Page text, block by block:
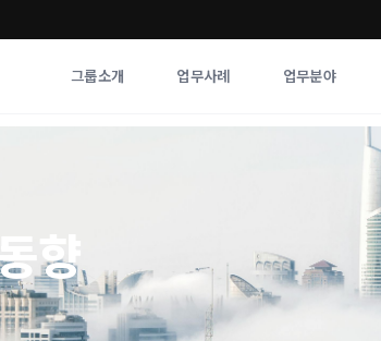
그룹소개 업무사례 업무분야
사례분석/최신동향
법률정보
법률지식인
향